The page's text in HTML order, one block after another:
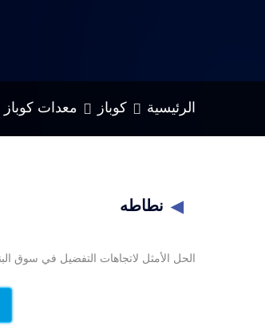
الرئيسية كوباز معدات كوباز
◀ نطاطه
الحل الأمثل لاتجاهات التفضيل في سوق